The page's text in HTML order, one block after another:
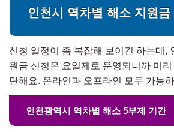
인천시 역차별 해소 지원
신청 일정이 좀 복잡해 보이긴 하는데,
원금 신청은 요일제로 운영되니까 미
단해요. 온라인과 오프라인 모두 가능
인천광역시 역차별 해소 5부제 기간